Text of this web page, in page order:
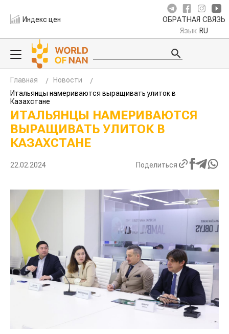
Индекс цен ОБРАТНАЯ СВЯЗЬ
Язык RU
Главная
Новости
Итальянцы намериваются выращивать улиток в
Казахстане
ИТАЛЬЯНЦЫ НАМЕРИВАЮТСЯ
ВЫРАЩИВАТЬ УЛИТОК В
КАЗАХСТАНЕ
22.02.2024 Поделиться